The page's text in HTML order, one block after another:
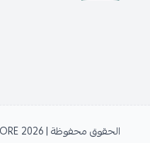
الحقوق محفوظة | 2026